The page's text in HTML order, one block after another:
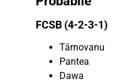
FCSB (4-2-3-1)
Târnovanu
Pantea
Dawa